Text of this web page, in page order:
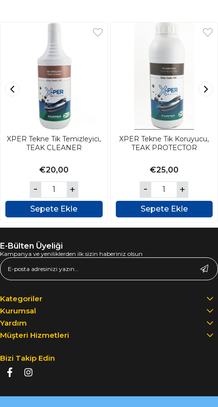
XPER Tekne Tik Temizleyici,
TEAK CLEANER
€20,00
Sepete Ekle
XPER Tekne Tik Koruyucu,
TEAK PROTECTOR
€25,00
Sepete Ekle
E-Bülten Üyeliği
Kampanya ve yeniliklerden ilk sizin haberiniz olsun
Kategoriler
Kurumsal
Yardım
Müşteri Hizmetleri
Bizi Takip Edin